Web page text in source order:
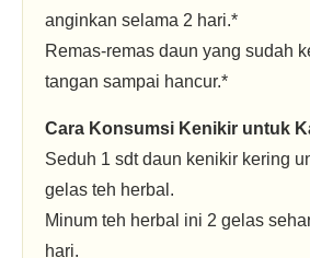
anginkan selama 2 hari.*
Remas-remas daun yang sudah
tangan sampai hancur.*
Cara Konsumsi Kenikir untuk
Seduh 1 sdt daun kenikir kering
gelas teh herbal.
Minum teh herbal ini 2 gelas
hari.